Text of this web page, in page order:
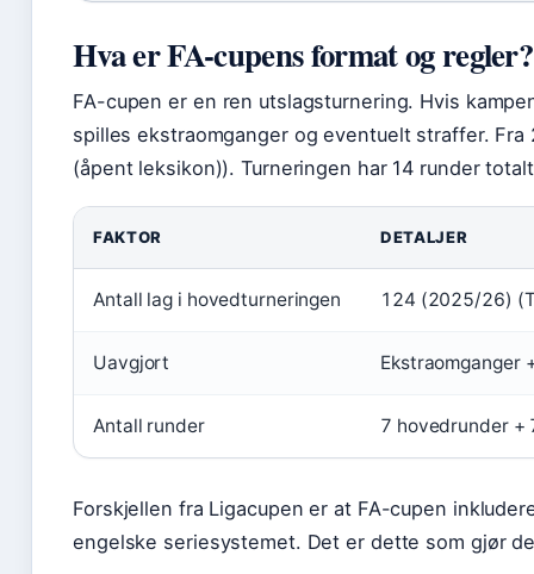
Hva er FA-cupens format og regler?
FA-cupen er en ren utslagsturnering. Hvis
spilles ekstraomganger og eventuelt straffer.
(åpent leksikon)). Turneringen har 14 runder
FAKTOR DETALJER
Antall lag i hovedturneringen 124 (2025/26)
Uavgjort Ekstraomganger
Antall runder 7 hovedrunder +
Forskjellen fra Ligacupen er at FA-cupen
engelske seriesystemet. Det er dette som gjør